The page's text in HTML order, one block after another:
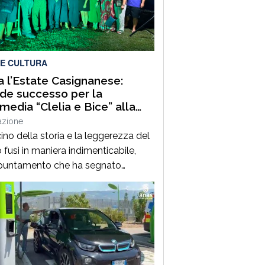
sul litorale tirrenico cosentino.
quanto […]
CULTURA
l’Estate Casignanese:
successo per la
“Clelia e Bice” alla
della storia e la leggerezza del
fusi in maniera indimenticabile,
che ha segnato
il via all’Estate Casignanese.
5 Agosto, la suggestiva
della Villa Romana di Casignana
la commedia “Clelia e Bice”,
scritta e diretta da Maria Pia
ad ingresso gratuito,